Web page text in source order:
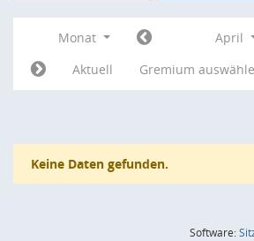
Monat April
Aktuell
Gremium
Keine Daten gefunden.
Software: